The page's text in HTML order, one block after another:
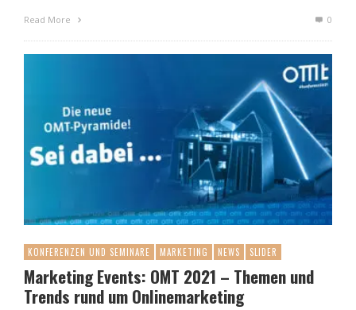
Read More 0
KONFERENZEN UND SEMINARE MARKETING NEWS SLIDER
Marketing Events: OMT 2021 – Themen und
Trends rund um Onlinemarketing